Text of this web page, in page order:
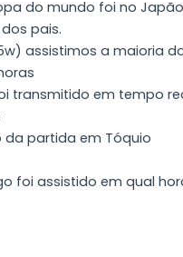
do mundo foi no Japão
pais.
assistimos a maioria
transmitido em tempo
da partida em Tóquio
foi assistido em qual